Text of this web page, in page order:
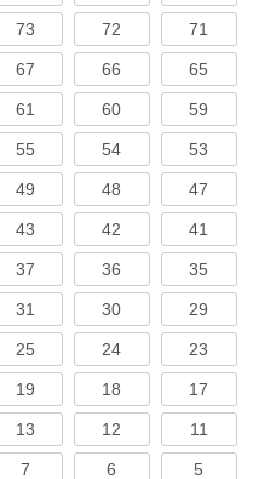
73 72 71
67 66 65
61 60 59
55 54 53
49 48 47
43 42 41
37 36 35
31 30 29
25 24 23
19 18 17
13 12 11
7 6 5